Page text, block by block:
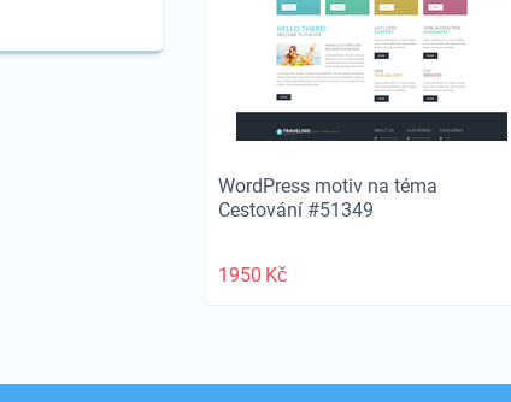
WordPress motiv na téma
Cestování #51349
1950 Kč